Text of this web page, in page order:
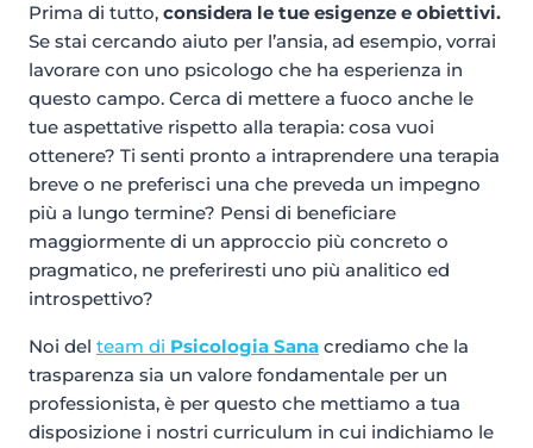
Prima di tutto, considera le tue esigenze e obiettivi.
Se stai cercando aiuto per l’ansia, ad esempio, vorrai
lavorare con uno psicologo che ha esperienza in
questo campo. Cerca di mettere a fuoco anche le
tue aspettative rispetto alla terapia: cosa vuoi
ottenere? Ti senti pronto a intraprendere una terapia
breve o ne preferisci una che preveda un impegno
più a lungo termine? Pensi di beneficiare
maggiormente di un approccio più concreto o
pragmatico, ne preferiresti uno più analitico ed
introspettivo?
Noi del team di Psicologia Sana crediamo che la
trasparenza sia un valore fondamentale per un
professionista, è per questo che mettiamo a tua
disposizione i nostri curriculum in cui indichiamo le